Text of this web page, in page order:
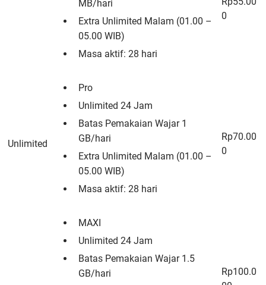
Unlimited
MB/hari
Extra Unlimited Malam (01.00 –
05.00 WIB)
Masa aktif: 28 hari
0
Pro
Unlimited 24 Jam
Batas Pemakaian Wajar 1
GB/hari
Extra Unlimited Malam (01.00 –
05.00 WIB)
Masa aktif: 28 hari
Rp70.00
0
MAXI
Unlimited 24 Jam
Batas Pemakaian Wajar 1.5
GB/hari
Rp100.0